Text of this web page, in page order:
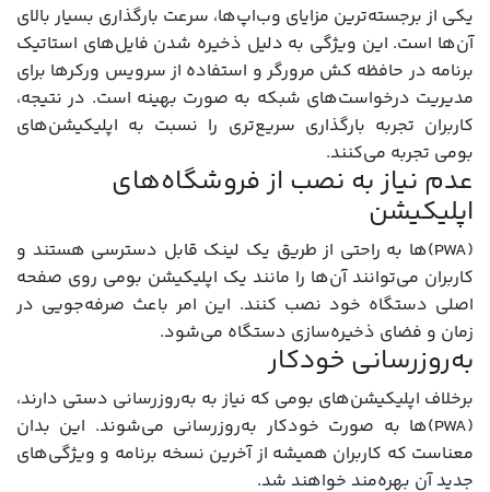
یکی از برجسته‌ترین مزایای وب‌اپ‌ها، سرعت بارگذاری بسیار بالای
آن‌ها است. این ویژگی به دلیل ذخیره شدن فایل‌های استاتیک
برنامه در حافظه کش مرورگر و استفاده از سرویس ورکرها برای
مدیریت درخواست‌های شبکه به صورت بهینه است. در نتیجه،
کاربران تجربه بارگذاری سریع‌تری را نسبت به اپلیکیشن‌های
بومی تجربه می‌کنند.
عدم نیاز به نصب از فروشگاه‌های
اپلیکیشن
(PWA)ها به راحتی از طریق یک لینک قابل دسترسی هستند و
کاربران می‌توانند آن‌ها را مانند یک اپلیکیشن بومی روی صفحه
اصلی دستگاه خود نصب کنند. این امر باعث صرفه‌جویی در
زمان و فضای ذخیره‌سازی دستگاه می‌شود.
به‌روزرسانی خودکار
برخلاف اپلیکیشن‌های بومی که نیاز به به‌روزرسانی دستی دارند،
(PWA)ها به صورت خودکار به‌روزرسانی می‌شوند. این بدان
معناست که کاربران همیشه از آخرین نسخه برنامه و ویژگی‌های
جدید آن بهره‌مند خواهند شد.